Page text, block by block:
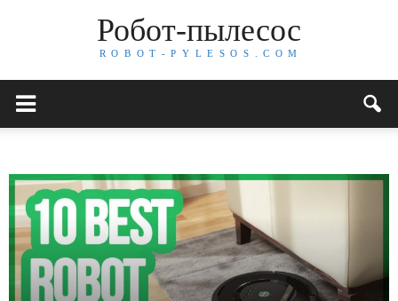
Робот-пылесос
R O B O T - P Y L E S O S . C O M